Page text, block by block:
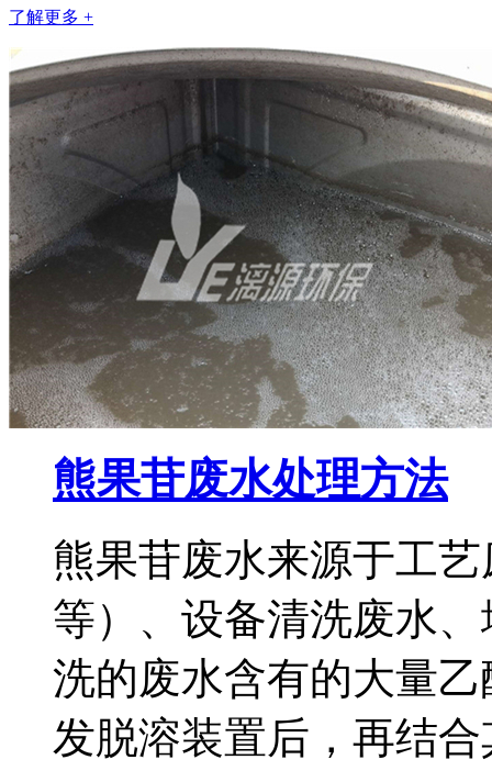
了解更多 +
熊果苷废水处理方法
熊果苷废水来源于工
等）、设备清洗废水
洗的废水含有的大量
发脱溶装置后，再结